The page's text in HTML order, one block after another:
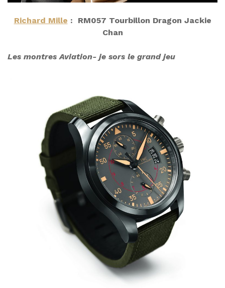
Richard Mille : RM057 Tourbillon Dragon Jackie
Chan
Les montres Aviation- je sors le grand jeu